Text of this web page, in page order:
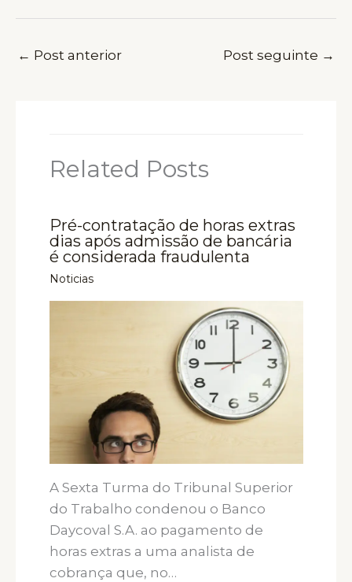
← Post anterior Post seguinte →
Related Posts
Pré-contratação de horas extras
dias após admissão de bancária
é considerada fraudulenta
Noticias
A Sexta Turma do Tribunal Superior
do Trabalho condenou o Banco
Daycoval S.A. ao pagamento de
horas extras a uma analista de
cobrança que, no…